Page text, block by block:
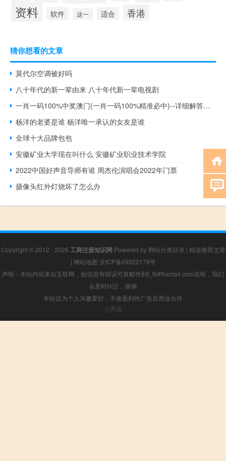
资料 软件 这一 适合 香港
猜你想看的文章
莫代尔空调被好吗
八十年代的新一辈由来 八十年代新一辈电视剧
一肖一码100%中奖澳门(一肖一码100%精准必中)--详细解答解释落实--实用版110.726
杨洋的老婆是谁 杨洋唯一承认的女友是谁
全球十大品牌包包
安徽矿业大学现在叫什么 安徽矿业职业技术学院
2022中国好声音导师有谁 周杰伦演唱会2022年门票
摄像头红外灯烧坏了怎么办
Copyright © 2012 - 2026 工商注册知识网 Powered by 网站分类目录 | 精选推荐文章
| 网站地图 京ICP备09022178号
声明：本站内容来自互联网，如信息有错误可发邮件到f_fb#foxmail.com说明，我们
会及时纠正，谢谢
本站仅为个人兴趣爱好，不接盈利性广告及商业合作
小男孩